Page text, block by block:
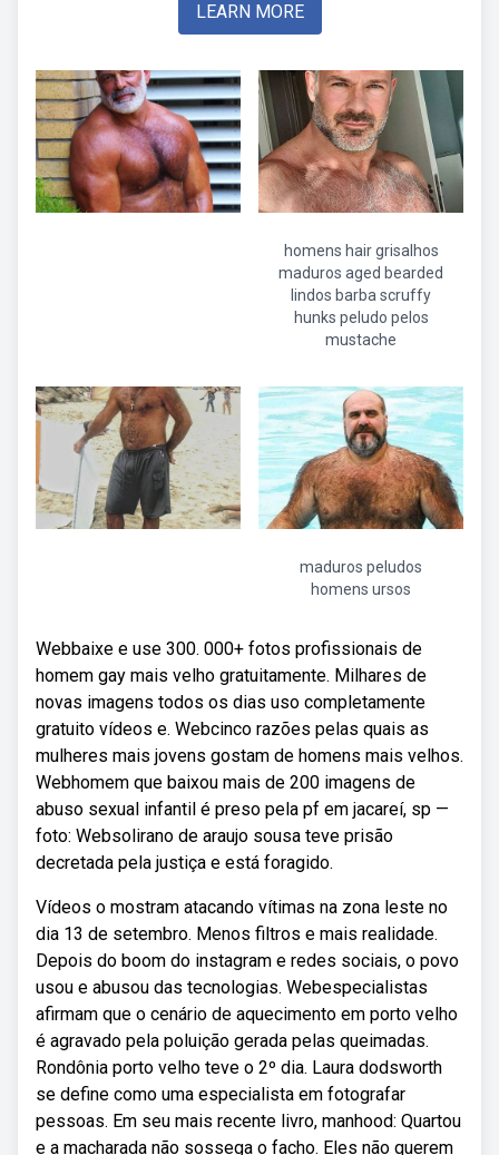
LEARN MORE
homens hair grisalhos
maduros aged bearded
lindos barba scruffy
hunks peludo pelos
mustache
maduros peludos
homens ursos
Webbaixe e use 300. 000+ fotos profissionais de
homem gay mais velho gratuitamente. Milhares de
novas imagens todos os dias uso completamente
gratuito vídeos e. Webcinco razões pelas quais as
mulheres mais jovens gostam de homens mais velhos.
Webhomem que baixou mais de 200 imagens de
abuso sexual infantil é preso pela pf em jacareí, sp —
foto: Websolirano de araujo sousa teve prisão
decretada pela justiça e está foragido.
Vídeos o mostram atacando vítimas na zona leste no
dia 13 de setembro. Menos filtros e mais realidade.
Depois do boom do instagram e redes sociais, o povo
usou e abusou das tecnologias. Webespecialistas
afirmam que o cenário de aquecimento em porto velho
é agravado pela poluição gerada pelas queimadas.
Rondônia porto velho teve o 2º dia. Laura dodsworth
se define como uma especialista em fotografar
pessoas. Em seu mais recente livro, manhood: Quartou
e a macharada não sossega o facho. Eles não querem